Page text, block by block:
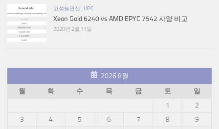
고성능연산_HPC
Xeon Gold 6240 vs AMD EPYC 7542 사양 비교
2020년 2월 11일
2026 8월
월
화 수 목 금 토
일
1
2
3
4 5 6 7 8 9